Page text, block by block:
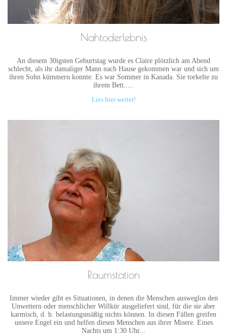
Nahtoderlebnis
An diesem 30igsten Geburtstag wurde es Claire plötzlich am Abend
schlecht, als ihr damaliger Mann nach Hause gekommen war und sich um
ihren Sohn kümmern konnte. Es war Sommer in Kanada. Sie torkelte zu
ihrem Bett.....
Lies hier weiter!
Raumstation
Immer wieder gibt es Situationen, in denen die Menschen ausweglos den
Unwettern oder menschlicher Willkür ausgeliefert sind, für die sie aber
karmisch, d. h. belastungsmäßig nichts können. In diesen Fällen greifen
unsere Engel ein und helfen diesen Menschen aus ihrer Misere. Eines
Nachts um 1:30 Uhr...